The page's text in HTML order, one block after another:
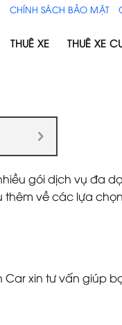
CHÍNH SÁCH BẢO MẬT
THUÊ XE THUÊ XE
gói dịch vụ đa
thêm về các lựa
xin tư vấn giúp